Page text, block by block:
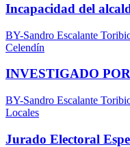
Incapacidad del
BY-Sandro Escalante
Celendín
INVESTIGADO
BY-Sandro Escalante
Locales
Jurado Electoral